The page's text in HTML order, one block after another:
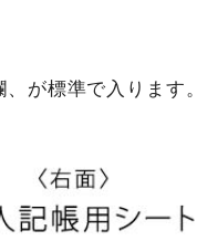
が標準で入ります。